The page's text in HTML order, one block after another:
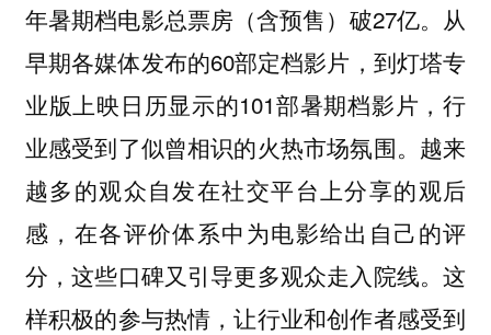
年暑期档电影总票房（含预售）破27亿。从
早期各媒体发布的60部定档影片，到灯塔专
业版上映日历显示的101部暑期档影片，行
业感受到了似曾相识的火热市场氛围。越来
越多的观众自发在社交平台上分享的观后
感，在各评价体系中为电影给出自己的评
分，这些口碑又引导更多观众走入院线。这
样积极的参与热情，让行业和创作者感受到